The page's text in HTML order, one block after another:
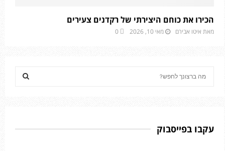
הכירו את כוחם היצירתי של רקדנים צעירים
מאת איטו אבירם מאי 10, 2026 0
h
f
עקבו בפייסבוק